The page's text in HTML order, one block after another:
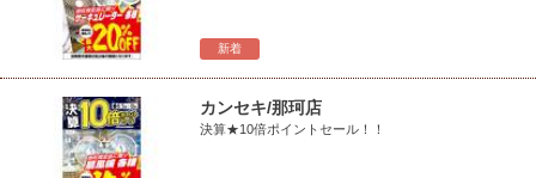
新着
カンセキ/那珂店
決算★10倍ポイントセール！！